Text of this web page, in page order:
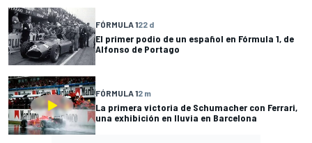
FÓRMULA 122 d
El primer podio de un español en Fórmula 1, de
Alfonso de Portago
FÓRMULA 12 m
La primera victoria de Schumacher con Ferrari,
una exhibición en lluvia en Barcelona